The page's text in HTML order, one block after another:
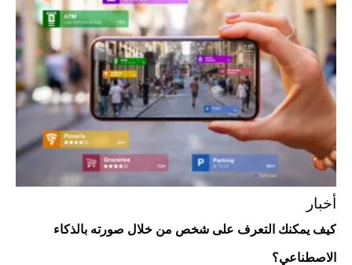
Aston Martin Valiant: على هوى الأبطال
أخبار
كيف يمكنك التعرف على شخص من خلال صورته بالذكاء
الاصطناعي؟